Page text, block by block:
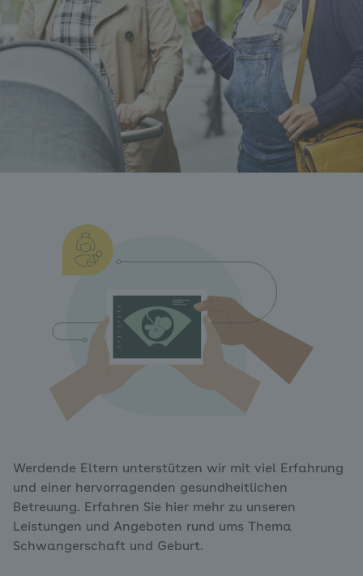
Werdende Eltern unterstützen wir mit viel Erfahrung
und einer hervorragenden gesundheitlichen
Betreuung. Erfahren Sie hier mehr zu unseren
Leistungen und Angeboten rund ums Thema
Schwangerschaft und Geburt.